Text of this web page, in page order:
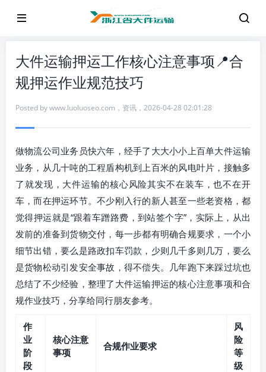
大件运输押运工作核心注意事项📍合
规押运作业规范技巧
Posted bywww.luoluoseo.com ， 资讯 ， 2026-04-28 02:01:28
做物流公司业务员快六年，经手了大大小小上百单大件运输
业务，从几十吨的工程盾构机到上百米的风电叶片，接触多
了就发现，大件运输的核心风险其实不在装车，也不在开
车，而在押运环节。不少刚入行的新人甚至一些老资格，都
觉得押运就是“跟着车蹭路费，到站签个字”，实际上，从出
发前的准备到货物交付，每一步都有明确合规要求，一个小
细节出错，要么是路政扣车罚款，少则几千多则几万，要么
是货物松动引发安全事故，得不偿失。几年跑下来踩过坑也
总结了不少经验，整理了大件运输押运的核心注意事项和合
规作业技巧，分享给同行朋友参考。
作
业
阶
段
核心注意
事项
合规作业要求
风
险
等
级